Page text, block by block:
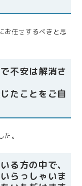
お任せするべきと思
不安は解消さ
たことをご自
。
る方の中で、
らっしゃいま